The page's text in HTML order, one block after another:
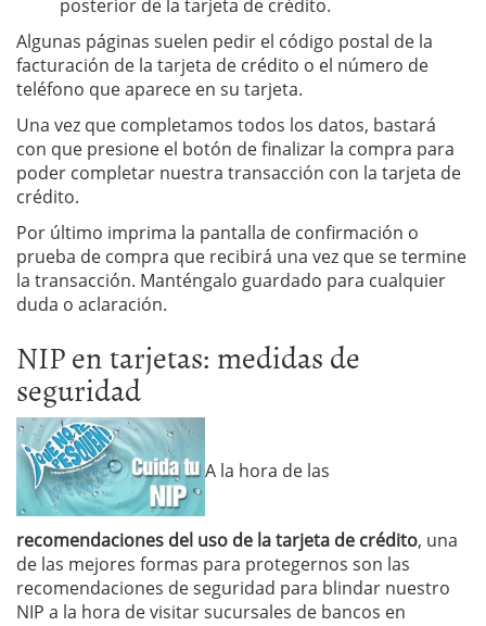
posterior de la tarjeta de crédito.
Algunas páginas suelen pedir el código postal de la
facturación de la tarjeta de crédito o el número de
teléfono que aparece en su tarjeta.
Una vez que completamos todos los datos, bastará
con que presione el botón de finalizar la compra para
poder completar nuestra transacción con la tarjeta de
crédito.
Por último imprima la pantalla de confirmación o
prueba de compra que recibirá una vez que se termine
la transacción. Manténgalo guardado para cualquier
duda o aclaración.
NIP en tarjetas: medidas de
seguridad
A la hora de las
recomendaciones del uso de la tarjeta de crédito, una
de las mejores formas para protegernos son las
recomendaciones de seguridad para blindar nuestro
NIP a la hora de visitar sucursales de bancos en